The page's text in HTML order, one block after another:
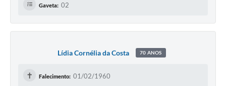
Gaveta: 02
Lídia Cornélia da Costa 70 ANOS
✝ Falecimento: 01/02/1960